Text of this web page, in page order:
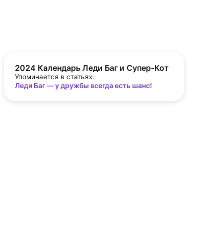
2024 Календарь Леди Баг и Супер-Кот
Упоминается в статьях:
Леди Баг — у дружбы всегда есть шанс!